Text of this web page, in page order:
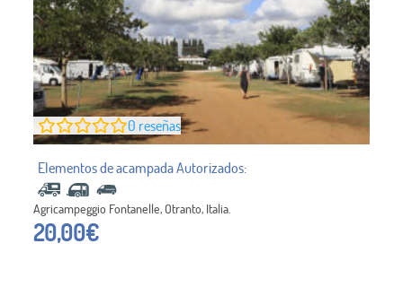
0 reseñas
Agricampeggio Fontanelle, Otranto, Italia.
20,00€